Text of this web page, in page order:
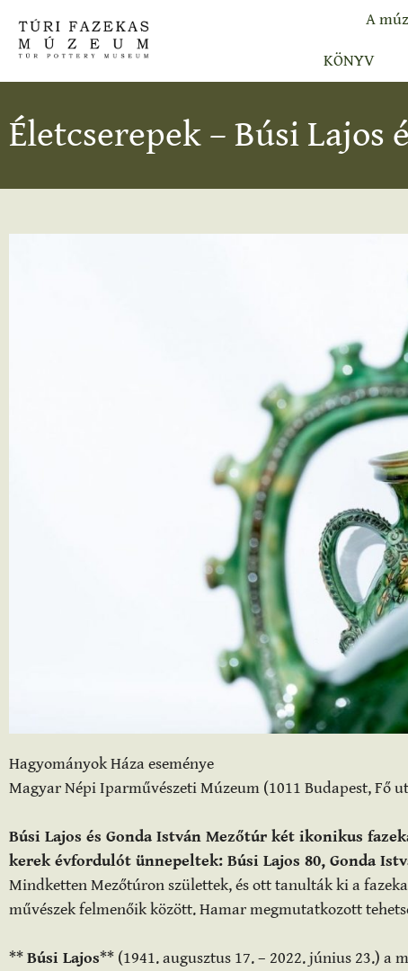
A
KÖNYV
Életcserepek – Búsi
Hagyományok Háza eseménye
Magyar Népi Iparművészeti Múzeum (1011 Budapest, Fő
Búsi Lajos és Gonda István Mezőtúr két ikonikus
kerek évfordulót ünnepeltek: Búsi Lajos 80, Gonda
Mindketten Mezőtúron születtek, és ott tanulták ki a
művészek felmenőik között. Hamar megmutatkozott
**Búsi Lajos** (1941. augusztus 17. – 2022. június 23.) a